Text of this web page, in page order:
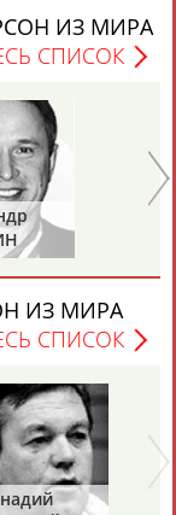
ИЗ МИРА
СПИСОК
ИЗ МИРА
СПИСОК